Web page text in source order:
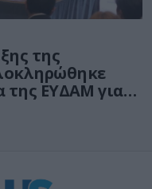
της
της ΕΥΔΑΜ για
εκατ. ευρώ